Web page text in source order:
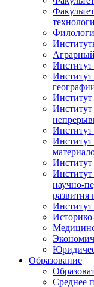
Институт
Институт
Институт
Институт
Институт
научно-
развития
Институт
Образование
Среднее